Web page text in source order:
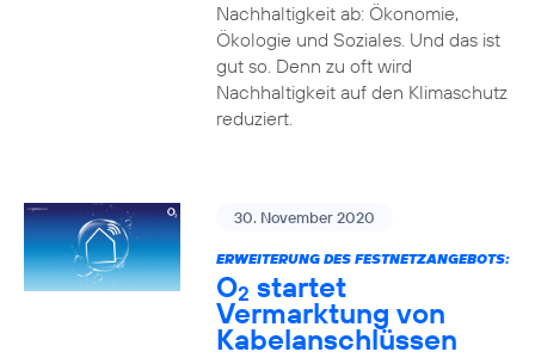
Nachhaltigkeit ab: Ökonomie,
Ökologie und Soziales. Und das ist
gut so. Denn zu oft wird
Nachhaltigkeit auf den Klimaschutz
reduziert.
30. November 2020
ERWEITERUNG DES FESTNETZANGEBOTS:
O2 startet
Vermarktung von
Kabelanschlüssen